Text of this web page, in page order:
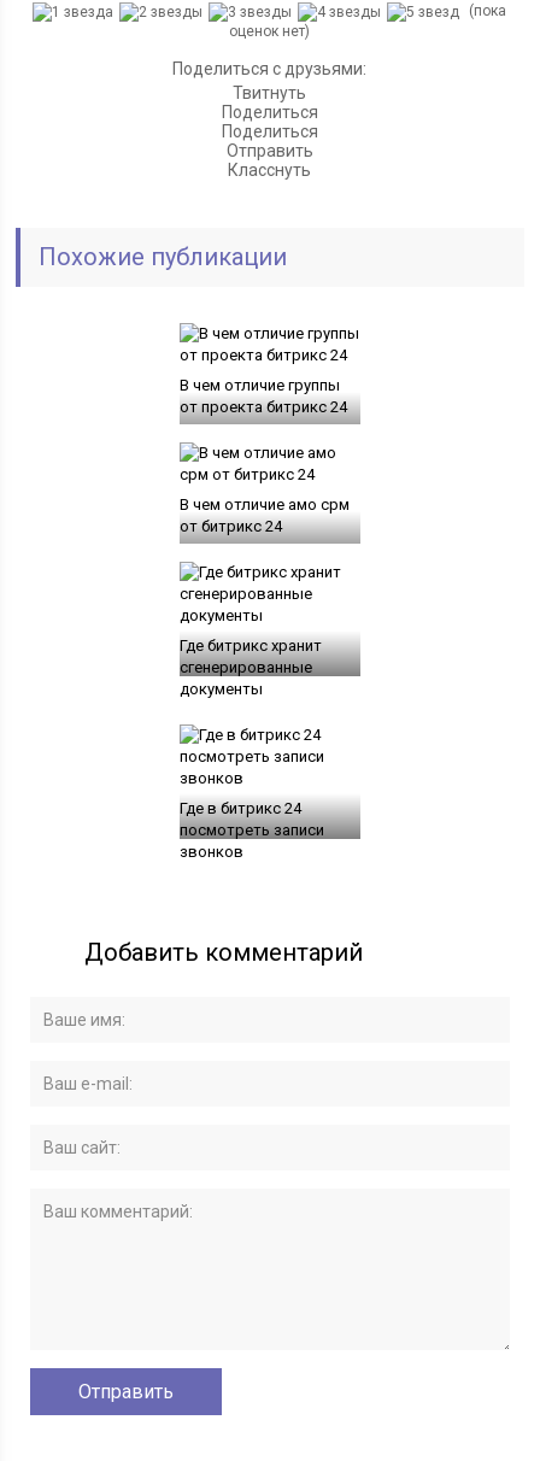
(пока
оценок нет)
Поделиться с друзьями:
Твитнуть
Поделиться
Поделиться
Отправить
Класснуть
Похожие публикации
В чем отличие группы
от проекта битрикс 24
В чем отличие амо срм
от битрикс 24
Где битрикс хранит
сгенерированные
документы
Где в битрикс 24
посмотреть записи
звонков
Добавить комментарий